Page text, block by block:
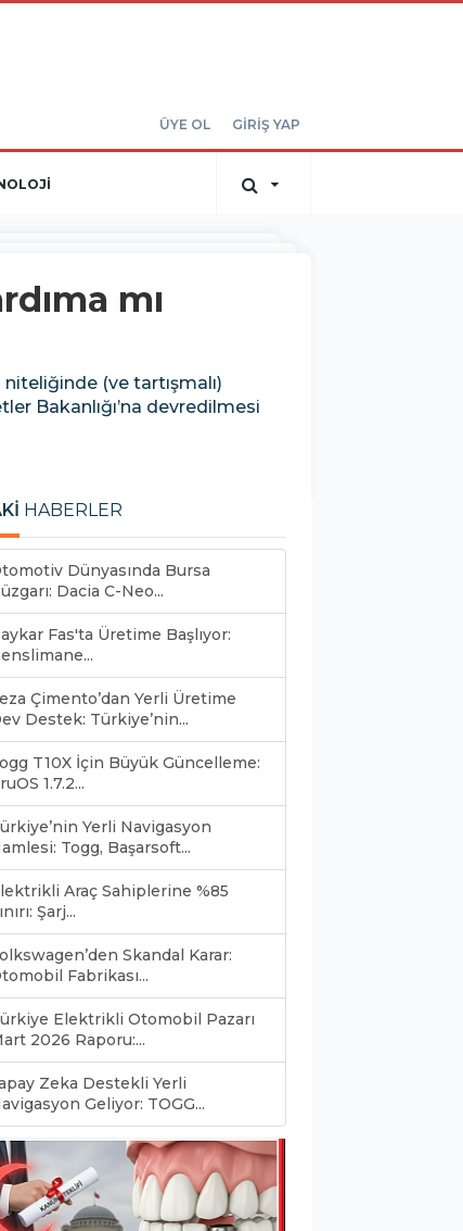
ÜYE OL GİRİŞ YAP
mı
(ve tartışmalı)
Bakanlığı’na devredilmesi
HABERLER
Dünyasında Bursa
Dacia C-Neo...
Fas'ta Üretime Başlıyor:
Çimento’dan Yerli Üretime
Destek: Türkiye’nin...
T10X İçin Büyük Güncelleme:
1.7.2...
Yerli Navigasyon
Togg, Başarsoft...
Araç Sahiplerine %85
Şarj...
Skandal Karar:
Fabrikası...
Elektrikli Otomobil Pazarı
2026 Raporu:...
Zeka Destekli Yerli
Geliyor: TOGG...